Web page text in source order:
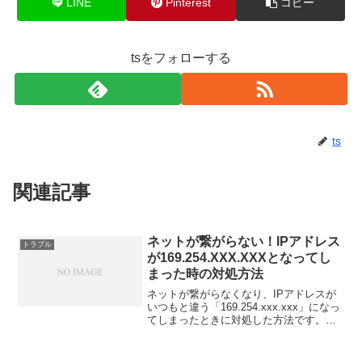
tsをフォローする
ts
関連記事
トラブル
ネットが繋がらない！IPアドレス
が169.254.XXX.XXXとなってし
まった時の対処方法
ネットが繋がらなくなり、IPアドレスが
いつもと違う「169.254.xxx.xxx」になっ
てしまったときに対処した方法です。